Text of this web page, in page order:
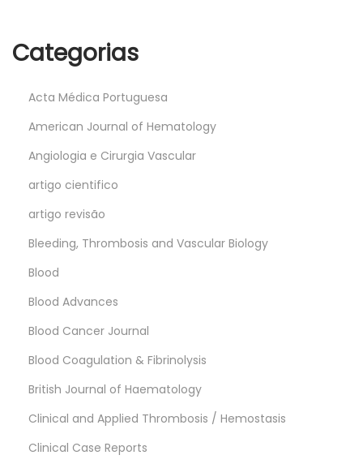
Categorias
Acta Médica Portuguesa
American Journal of Hematology
Angiologia e Cirurgia Vascular
artigo cientifico
artigo revisão
Bleeding, Thrombosis and Vascular Biology
Blood
Blood Advances
Blood Cancer Journal
Blood Coagulation & Fibrinolysis
British Journal of Haematology
Clinical and Applied Thrombosis / Hemostasis
Clinical Case Reports